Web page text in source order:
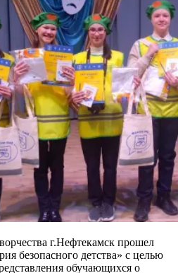
г.Нефтекамск прошел
безопасного детства» с целью
обучающихся о